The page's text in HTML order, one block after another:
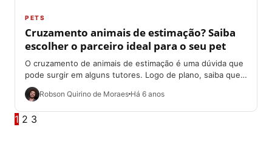
PETS
Cruzamento animais de estimação? Saiba
escolher o parceiro ideal para o seu pet
O cruzamento de animais de estimação é uma dúvida que
pode surgir em alguns tutores. Logo de plano, saiba que
não há...
Robson Quirino de Moraes Há 6 anos
1 2 3